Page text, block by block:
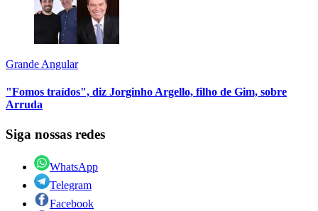
Grande Angular
"Fomos traídos", diz Jorginho Argello, filho de Gim, sobre
Arruda
Siga nossas redes
WhatsApp
Telegram
Facebook